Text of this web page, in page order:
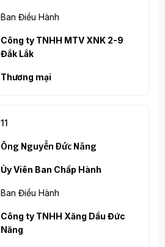
Ban Điều Hành
Công ty TNHH MTV XNK 2-9
Đắk Lắk
Thương mại
11
Ông Nguyễn Đức Năng
Ủy Viên Ban Chấp Hành
Ban Điều Hành
Công ty TNHH Xăng Dầu Đức
Năng